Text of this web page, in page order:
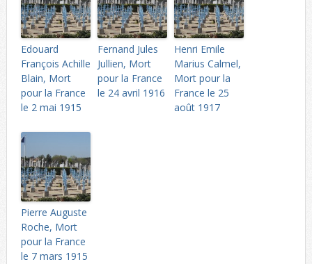
Edouard
François Achille
Blain, Mort
pour la France
le 2 mai 1915
Fernand Jules
Jullien, Mort
pour la France
le 24 avril 1916
Henri Emile
Marius Calmel,
Mort pour la
France le 25
août 1917
Pierre Auguste
Roche, Mort
pour la France
le 7 mars 1915